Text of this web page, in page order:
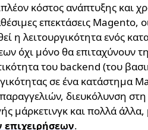
κόστος ανάπτυξης και
επεκτάσεις Magento,
η λειτουργικότητα ενός
όχι μόνο θα επιταχύνουν
του backend (του
σε ένα κατάστημα
διευκόλυνση στη
μάρκετινγκ και πολλά
επιχειρήσεων.